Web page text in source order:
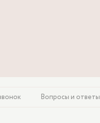
Вопросы и ответы